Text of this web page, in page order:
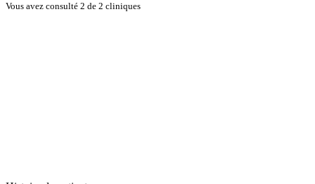
Vous avez consulté 2 de 2 cliniques